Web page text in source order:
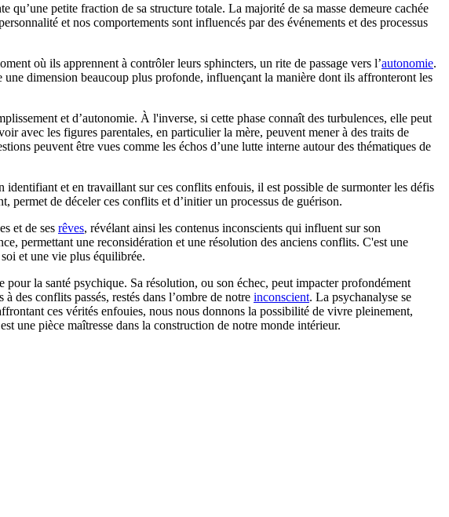
petite fraction de sa structure totale. La majorité de sa masse demeure cachée
et nos comportements sont influencés par des événements et des processus
où ils apprennent à contrôler leurs sphincters, un rite de passage vers l’autonomie.
une dimension beaucoup plus profonde, influençant la manière dont ils affronteront les
et d’autonomie. À l'inverse, si cette phase connaît des turbulences, elle peut
avec les figures parentales, en particulier la mère, peuvent mener à des traits de
peuvent être vues comme les échos d’une lutte interne autour des thématiques de
identifiant et en travaillant sur ces conflits enfouis, il est possible de surmonter les défis
permet de déceler ces conflits et d’initier un processus de guérison.
et de ses rêves, révélant ainsi les contenus inconscients qui influent sur son
permettant une reconsidération et une résolution des anciens conflits. C'est une
et une vie plus équilibrée.
la santé psychique. Sa résolution, ou son échec, peut impacter profondément
des conflits passés, restés dans l’ombre de notre inconscient. La psychanalyse se
ces vérités enfouies, nous nous donnons la possibilité de vivre pleinement,
une pièce maîtresse dans la construction de notre monde intérieur.